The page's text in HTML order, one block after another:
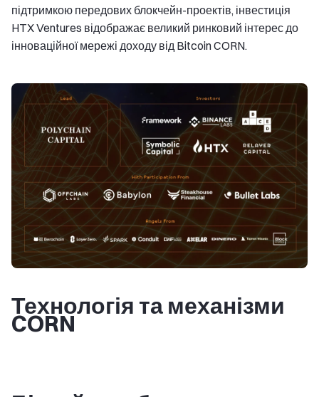
підтримкою передових блокчейн-проектів, інвестиція
HTX Ventures відображає великий ринковий інтерес до
інноваційної мережі доходу від Bitcoin CORN.
Технологія та механізми
CORN